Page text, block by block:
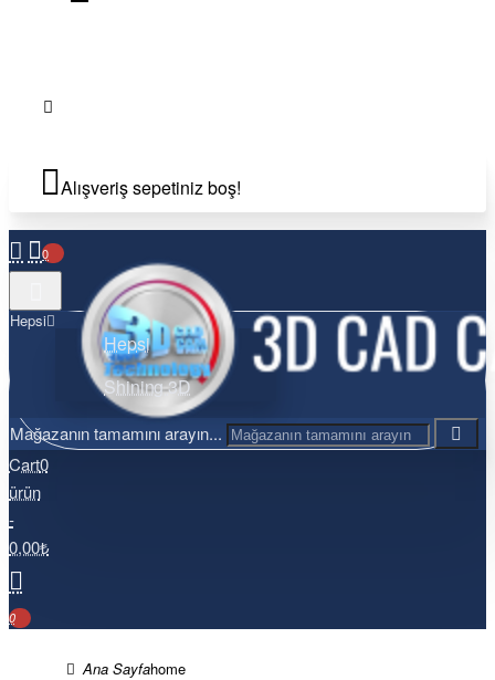
Alışveriş sepetiniz boş!
0
Hepsi
Hepsi
Shining 3D
Mağazanın tamamını arayın...
Cart0
ürün
-
0,00₺
0
home